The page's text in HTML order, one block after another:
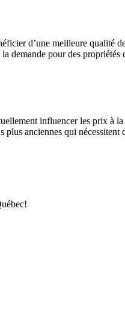
d’une meilleure qualité
demande pour des propriétés
influencer les prix à la
anciennes qui nécessitent